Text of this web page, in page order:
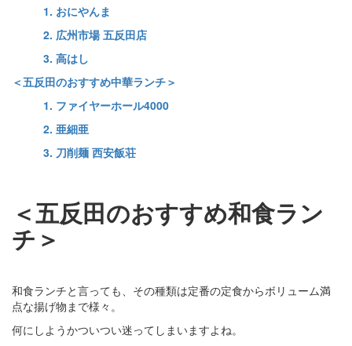
1. おにやんま
2. 広州市場 五反田店
3. 高はし
＜五反田のおすすめ中華ランチ＞
1. ファイヤーホール4000
2. 亜細亜
3. 刀削麺 西安飯荘
＜五反田のおすすめ和食ラン
チ＞
和食ランチと言っても、その種類は定番の定食からボリューム満
点な揚げ物まで様々。
何にしようかついつい迷ってしまいますよね。